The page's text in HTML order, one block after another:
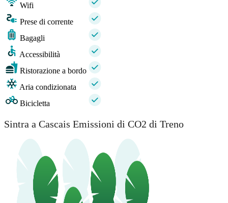
Wifi
Prese di corrente
Bagagli
Accessibilità
Ristorazione a bordo
Aria condizionata
Bicicletta
Sintra a Cascais Emissioni di CO2 di Treno